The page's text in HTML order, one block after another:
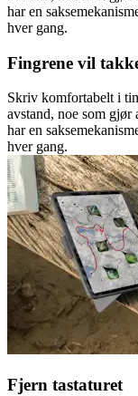
har en
hver gang.
Fingrene vil
Skriv komfortabelt i
avstand, noe som gjør
har en
hver gang.
Fjern tastaturet